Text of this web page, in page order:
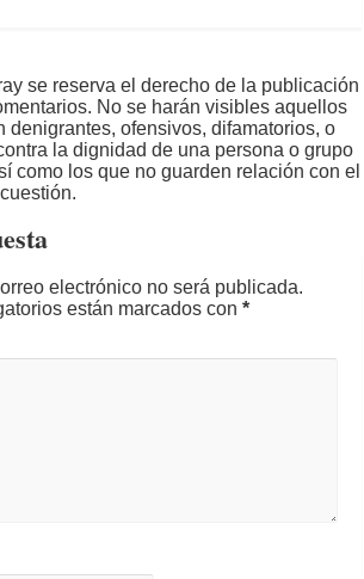
se reserva el derecho de la publicación
No se harán visibles aquellos
denigrantes, ofensivos, difamatorios, o
la dignidad de una persona o grupo
como los que no guarden relación con el
electrónico no será publicada.
están marcados con*